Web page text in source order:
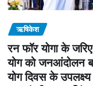
ऋषिकेश
रन फॉर योगा के
योग को जनआंदोलन
योग दिवस के